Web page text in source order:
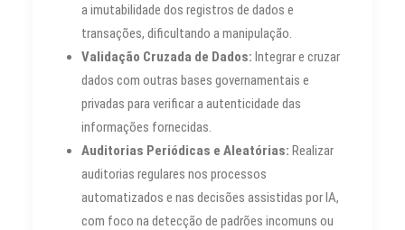
a imutabilidade dos registros de dados e
transações, dificultando a manipulação.
Validação Cruzada de Dados: Integrar e cruzar
dados com outras bases governamentais e
privadas para verificar a autenticidade das
informações fornecidas.
Auditorias Periódicas e Aleatórias: Realizar
auditorias regulares nos processos
automatizados e nas decisões assistidas por IA,
com foco na detecção de padrões incomuns ou